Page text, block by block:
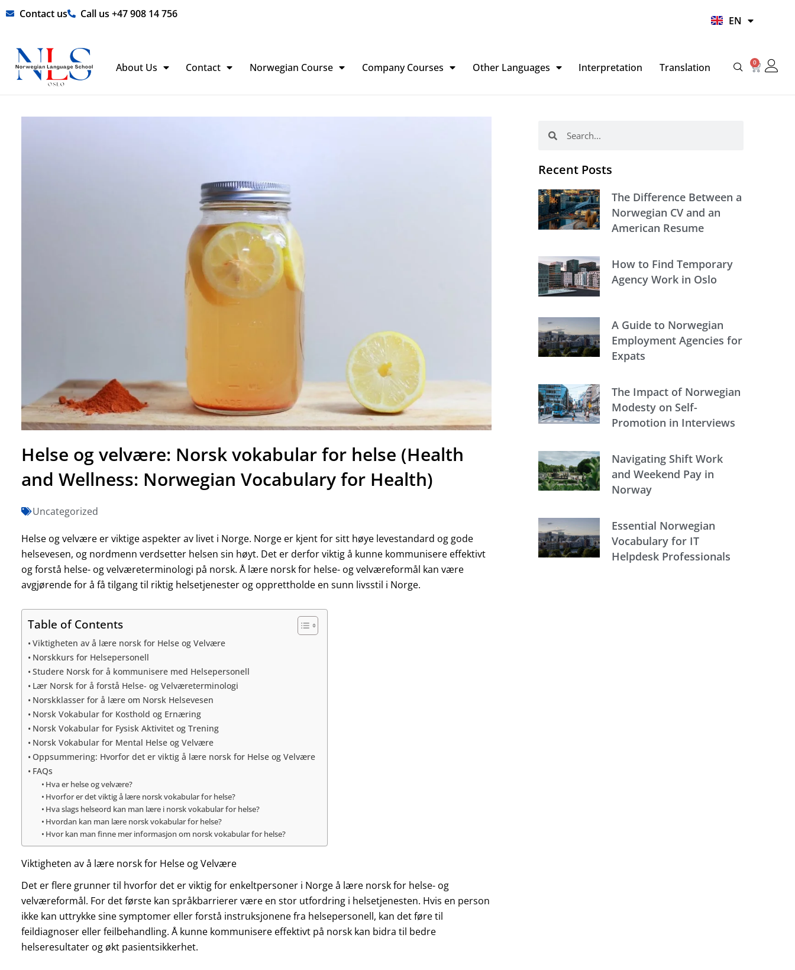
Skip Contact us Call us +47 908 14 756
EN
HI
About Us Contact Norwegian Course Company Courses Other Languages Interpretation Translation 0
Basket
Helse og velvære: Norsk vokabular for helse (Health
and Wellness: Norwegian Vocabulary for Health)
Uncategorized
Helse og velvære er viktige aspekter av livet i Norge. Norge er kjent for sitt høye levestandard og gode
helsevesen, og nordmenn verdsetter helsen sin høyt. Det er derfor viktig å kunne kommunisere effektivt
og forstå helse- og velværeterminologi på norsk. Å lære norsk for helse- og velværeformål kan være
avgjørende for å få tilgang til riktig helsetjenester og opprettholde en sunn livsstil i Norge.
Table of Contents
Viktigheten av å lære norsk for Helse og Velvære
Norskkurs for Helsepersonell
Studere Norsk for å kommunisere med Helsepersonell
Lær Norsk for å forstå Helse- og Velværeterminologi
Norskklasser for å lære om Norsk Helsevesen
Norsk Vokabular for Kosthold og Ernæring
Norsk Vokabular for Fysisk Aktivitet og Trening
Norsk Vokabular for Mental Helse og Velvære
Oppsummering: Hvorfor det er viktig å lære norsk for Helse og Velvære
FAQs
Hva er helse og velvære?
Hvorfor er det viktig å lære norsk vokabular for helse?
Hva slags helseord kan man lære i norsk vokabular for helse?
Hvordan kan man lære norsk vokabular for helse?
Hvor kan man finne mer informasjon om norsk vokabular for helse?
Viktigheten av å lære norsk for Helse og Velvære
Det er flere grunner til hvorfor det er viktig for enkeltpersoner i Norge å lære norsk for helse- og
velværeformål. For det første kan språkbarrierer være en stor utfordring i helsetjenesten. Hvis en person
ikke kan uttrykke sine symptomer eller forstå instruksjonene fra helsepersonell, kan det føre til
feildiagnoser eller feilbehandling. Å kunne kommunisere effektivt på norsk kan bidra til bedre
helseresultater og økt pasientsikkerhet.
Recent Posts
The Difference Between a
Norwegian CV and an
American Resume
How to Find Temporary
Agency Work in Oslo
A Guide to Norwegian
Employment Agencies for
Expats
The Impact of Norwegian
Modesty on Self-
Promotion in Interviews
Navigating Shift Work
and Weekend Pay in
Norway
Essential Norwegian
Vocabulary for IT
Helpdesk Professionals